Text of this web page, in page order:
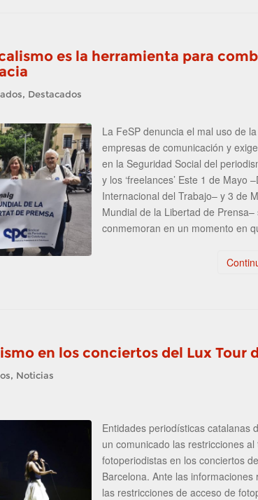
es la herramienta para
, Destacados
La FeSP denuncia el mal uso de
empresas de comunicación y
en la Seguridad Social del
y los ‘freelances’ Este 1 de Mayo
Internacional del Trabajo– y 3 de
Mundial de la Libertad de Prensa–
conmemoran en un momento en
en los conciertos del Lux Tour
, Noticias
Entidades periodísticas catalanas
un comunicado las restricciones al
fotoperiodistas en los conciertos
Barcelona. Ante las informaciones
las restricciones de acceso de